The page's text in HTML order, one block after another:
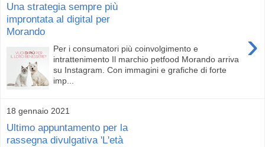
Una strategia sempre più
improntata al digital per
Morando
›
Per i consumatori più coinvolgimento e
intrattenimento Il marchio petfood Morando arriva
su Instagram. Con immagini e grafiche di forte
imp...
18 gennaio 2021
Ultimo appuntamento per la
rassegna divulgativa 'L'età